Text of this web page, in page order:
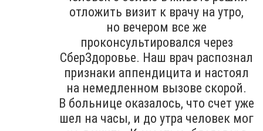
отложить визит к врачу на утро,
но вечером все же
проконсультировался через
СберЗдоровье. Наш врач распознал
признаки аппендицита и настоял
на немедленном вызове скорой.
В больнице оказалось, что счет уже
шел на часы, и до утра человек мог